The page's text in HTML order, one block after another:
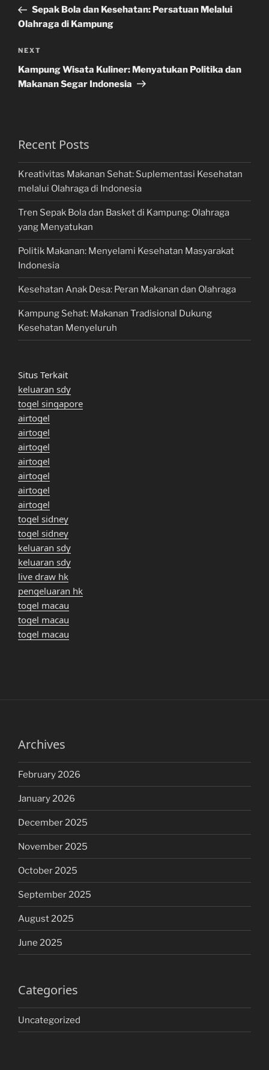
PostSepak Bola dan Kesehatan: Persatuan Melalui
Olahraga di Kampung
Next
Post
NEXT
Kampung Wisata Kuliner: Menyatukan Politika dan
Makanan Segar Indonesia
Recent Posts
Kreativitas Makanan Sehat: Suplementasi Kesehatan
melalui Olahraga di Indonesia
Tren Sepak Bola dan Basket di Kampung: Olahraga
yang Menyatukan
Politik Makanan: Menyelami Kesehatan Masyarakat
Indonesia
Kesehatan Anak Desa: Peran Makanan dan Olahraga
Kampung Sehat: Makanan Tradisional Dukung
Kesehatan Menyeluruh
Situs Terkait
keluaran sdy
togel singapore
airtogel
airtogel
airtogel
airtogel
airtogel
airtogel
airtogel
togel sidney
togel sidney
keluaran sdy
keluaran sdy
live draw hk
pengeluaran hk
togel macau
togel macau
togel macau
Archives
February 2026
January 2026
December 2025
November 2025
October 2025
September 2025
August 2025
June 2025
Categories
Uncategorized